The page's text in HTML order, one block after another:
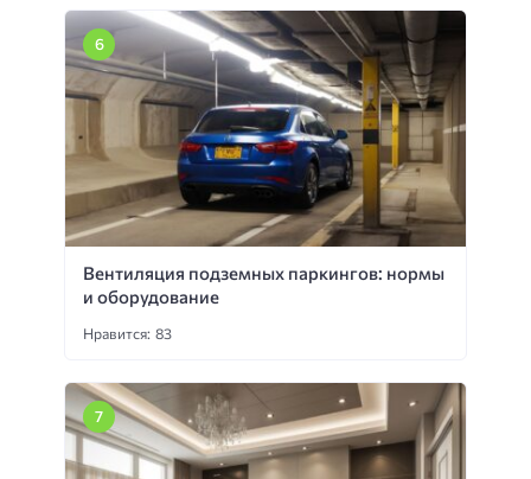
Вентиляция подземных паркингов: нормы
и оборудование
Нравится: 83